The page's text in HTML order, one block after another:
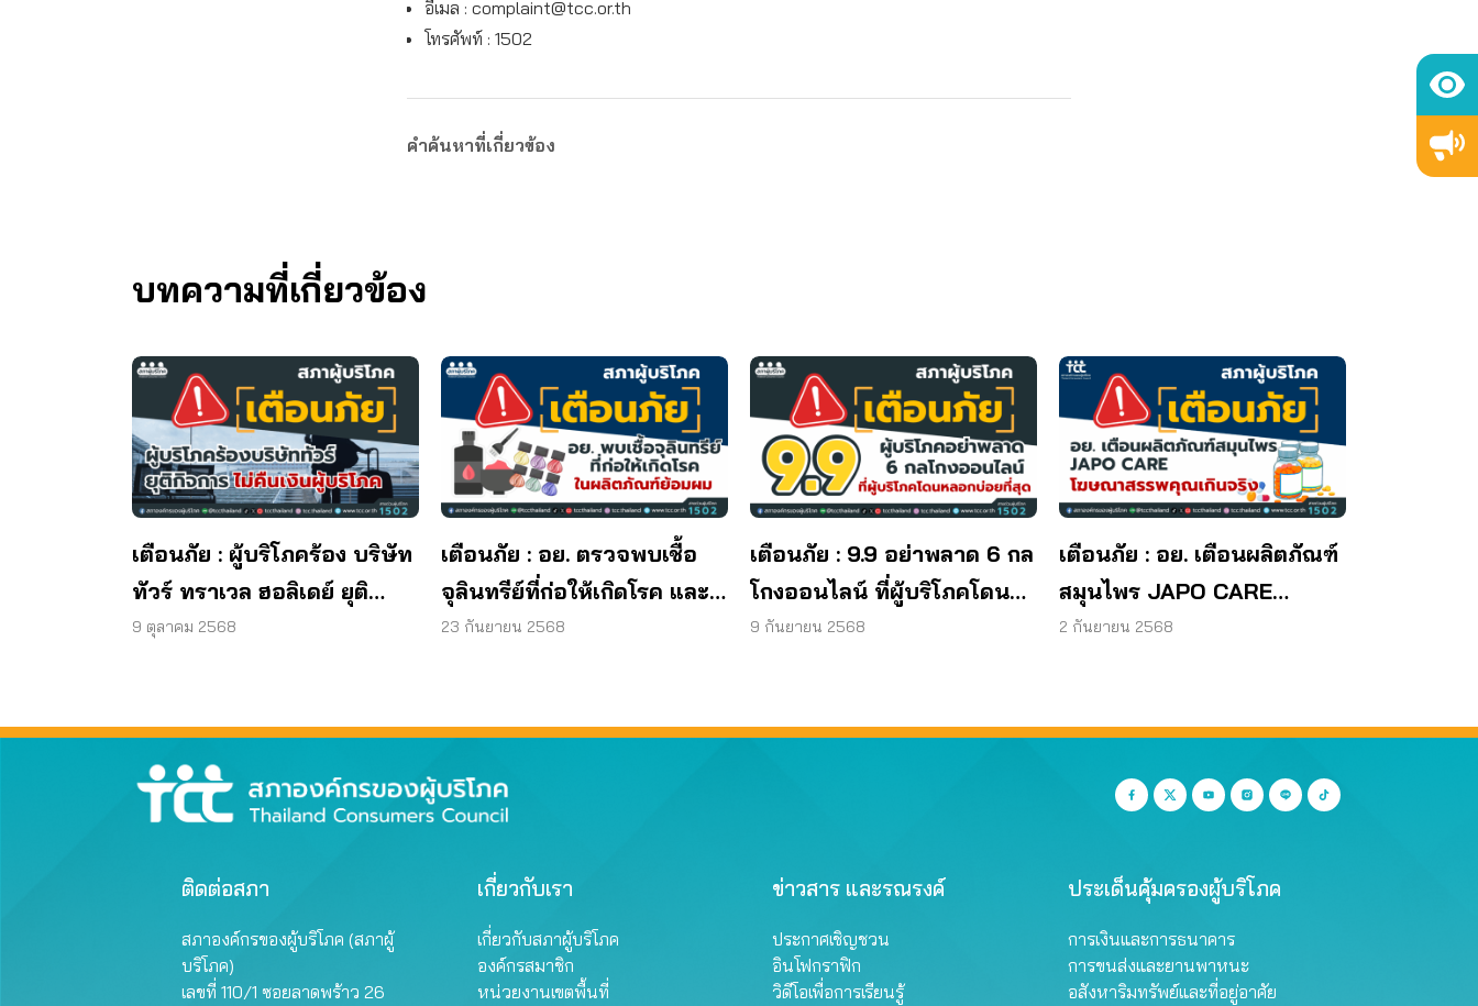
อีเมล : complaint@tcc.or.th
โทรศัพท์ : 1502
คำค้นหาที่เกี่ยวข้อง
บทความที่เกี่ยวข้อง
เตือนภัย : ผู้บริโภคร้อง บริษัท
ทัวร์ ทราเวล ฮอลิเดย์ ยุติ
กิจการ ไม่คืนเงินผู้บริโภค
9 ตุลาคม 2568
เตือนภัย : อย. ตรวจพบเชื้อ
จุลินทรีย์ที่ก่อให้เกิดโรค และ
พบแบคทีเรีย ยีสต์ และรา เกิน
23 กันยายน 2568
เตือนภัย : 9.9 อย่าพลาด 6 กล
โกงออนไลน์ ที่ผู้บริโภคโดน
หลอกบ่อยที่สุด
9 กันยายน 2568
เตือนภัย : อย. เตือนผลิตภัณฑ์
สมุนไพร JAPO CARE
โฆษณาสรรพคุณเกินจริง
2 กันยายน 2568
ติดต่อสภา
สภาองค์กรของผู้บริโภค (สภาผู้
บริโภค)
เลขที่ 110/1 ซอยลาดพร้าว 26
เกี่ยวกับเรา
เกี่ยวกับสภาผู้บริโภค
องค์กรสมาชิก
หน่วยงานเขตพื้นที่
ข่าวสาร และรณรงค์
ประกาศเชิญชวน
อินโฟกราฟิก
วิดีโอเพื่อการเรียนรู้
ประเด็นคุ้มครองผู้บริโภค
การเงินและการธนาคาร
การขนส่งและยานพาหนะ
อสังหาริมทรัพย์และที่อยู่อาศัย